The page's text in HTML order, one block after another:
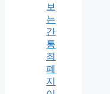
보
는
간
통
죄
폐
지